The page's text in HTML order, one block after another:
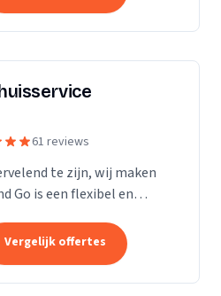
61 reviews
te zijn, wij maken
Go is een flexibel en
ons team van...
Vergelijk offertes